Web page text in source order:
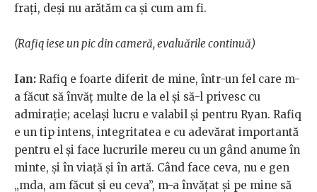
frați, deși nu arătăm ca și cum am fi.
(Rafiq iese un pic din cameră, evaluările continuă)
Ian: Rafiq e foarte diferit de mine, într-un fel care m-
a făcut să învăț multe de la el și să-l privesc cu
admirație; același lucru e valabil și pentru Ryan. Rafiq
e un tip intens, integritatea e cu adevărat importantă
pentru el și face lucrurile mereu cu un gând anume în
minte, și în viață și în artă. Când face ceva, nu e gen
„mda, am făcut și eu ceva”, m-a învățat și pe mine să